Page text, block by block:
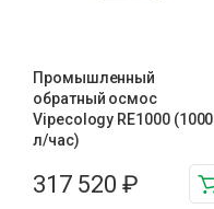
Промышленный
обратный осмос
Vipecology RE1000 (1000
л/час)
317 520 ₽